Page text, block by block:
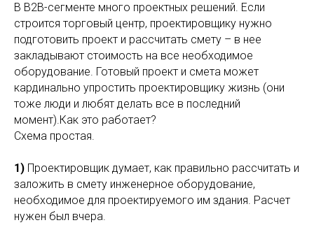
В B2B-сегменте много проектных решений. Если
строится торговый центр, проектировщику нужно
подготовить проект и рассчитать смету – в нее
закладывают стоимость на все необходимое
оборудование. Готовый проект и смета может
кардинально упростить проектировщику жизнь (они
тоже люди и любят делать все в последний
момент).Как это работает?
Схема простая.
1) Проектировщик думает, как правильно рассчитать и
заложить в смету инженерное оборудование,
необходимое для проектируемого им здания. Расчет
нужен был вчера.